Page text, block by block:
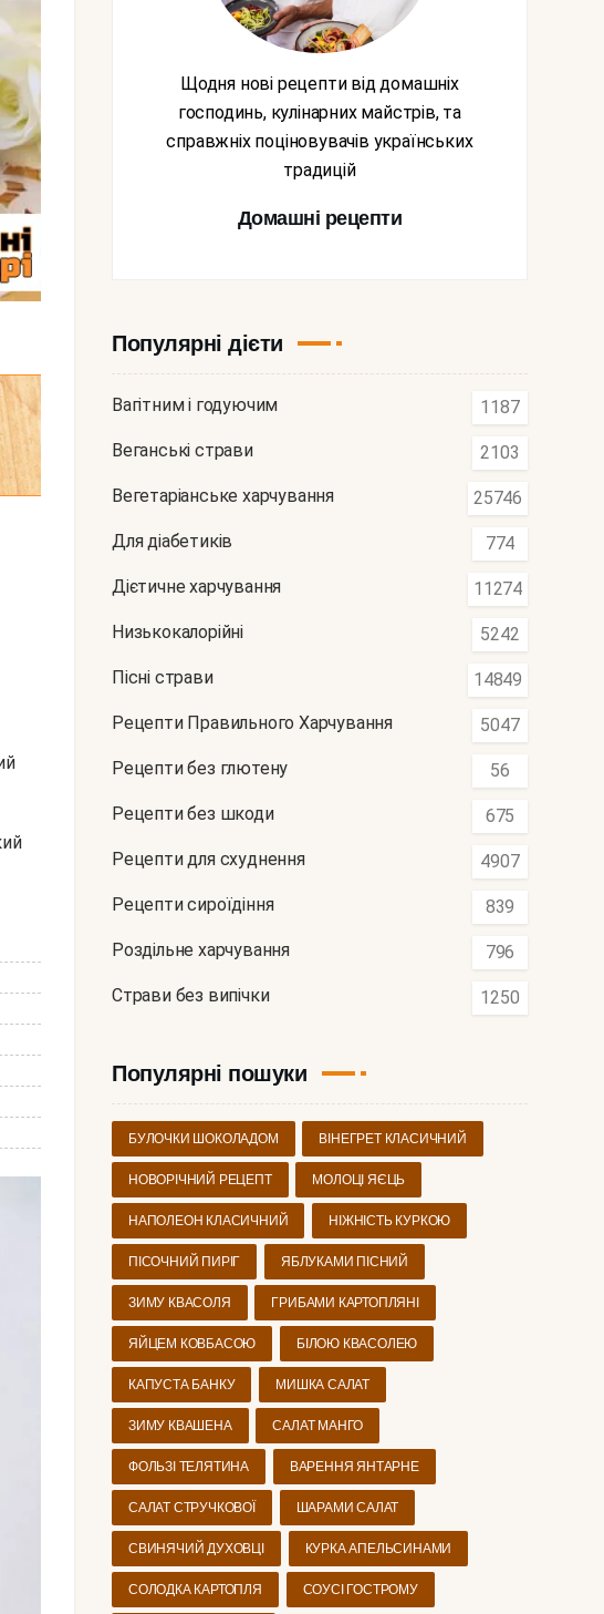
Щодня нові рецепти від домашніх
господинь, кулінарних майстрів, та
справжніх поціновувачів українських
традицій
Домашні рецепти
Популярні дієти
Вагітним і годуючим 1187
Веганські страви 2103
Вегетаріанське харчування 25746
Для діабетиків 774
Дієтичне харчування 11274
Низькокалорійні 5242
Пісні страви 14849
Рецепти Правильного Харчування 5047
Рецепти без глютену 56
Рецепти без шкоди 675
Рецепти для схуднення 4907
Рецепти сироїдіння 839
Роздільне харчування 796
Страви без випічки 1250
Популярні пошуки
БУЛОЧКИ ШОКОЛАДОМ ВІНЕГРЕТ КЛАСИЧНИЙ
НОВОРІЧНИЙ РЕЦЕПТ МОЛОЦІ ЯЄЦЬ
НАПОЛЕОН КЛАСИЧНИЙ НІЖНІСТЬ КУРКОЮ
ПІСОЧНИЙ ПИРІГ ЯБЛУКАМИ ПІСНИЙ
ЗИМУ КВАСОЛЯ ГРИБАМИ КАРТОПЛЯНІ
ЯЙЦЕМ КОВБАСОЮ БІЛОЮ КВАСОЛЕЮ
КАПУСТА БАНКУ МИШКА САЛАТ
ЗИМУ КВАШЕНА САЛАТ МАНГО
ФОЛЬЗІ ТЕЛЯТИНА ВАРЕННЯ ЯНТАРНЕ
САЛАТ СТРУЧКОВОЇ ШАРАМИ САЛАТ
СВИНЯЧИЙ ДУХОВЦІ КУРКА АПЕЛЬСИНАМИ
СОЛОДКА КАРТОПЛЯ СОУСІ ГОСТРОМУ